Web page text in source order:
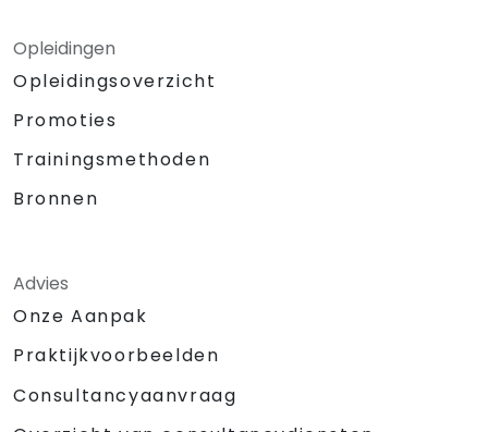
Opleidingen
Opleidingsoverzicht
Promoties
Trainingsmethoden
Bronnen
Advies
Onze Aanpak
Praktijkvoorbeelden
Consultancyaanvraag